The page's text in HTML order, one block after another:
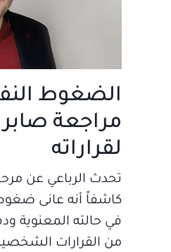
الضغوط
مراجعة صابر
لقراراته
تحدث الرباعي عن
كاشفاً أنه عانى
في حالته المعنوية
من القرارات